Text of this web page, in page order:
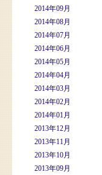
2014年09月
2014年08月
2014年07月
2014年06月
2014年05月
2014年04月
2014年03月
2014年02月
2014年01月
2013年12月
2013年11月
2013年10月
2013年09月